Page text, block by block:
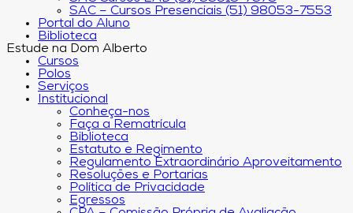
SAC – Cursos Presenciais (51) 98053-7553
Portal do Aluno
Biblioteca
Estude na Dom Alberto
Cursos
Polos
Serviços
Institucional
Conheça-nos
Faça a Rematrícula
Biblioteca
Estatuto e Regimento
Regulamento Extraordinário Aproveitamento
Resoluções e Portarias
Política de Privacidade
Egressos